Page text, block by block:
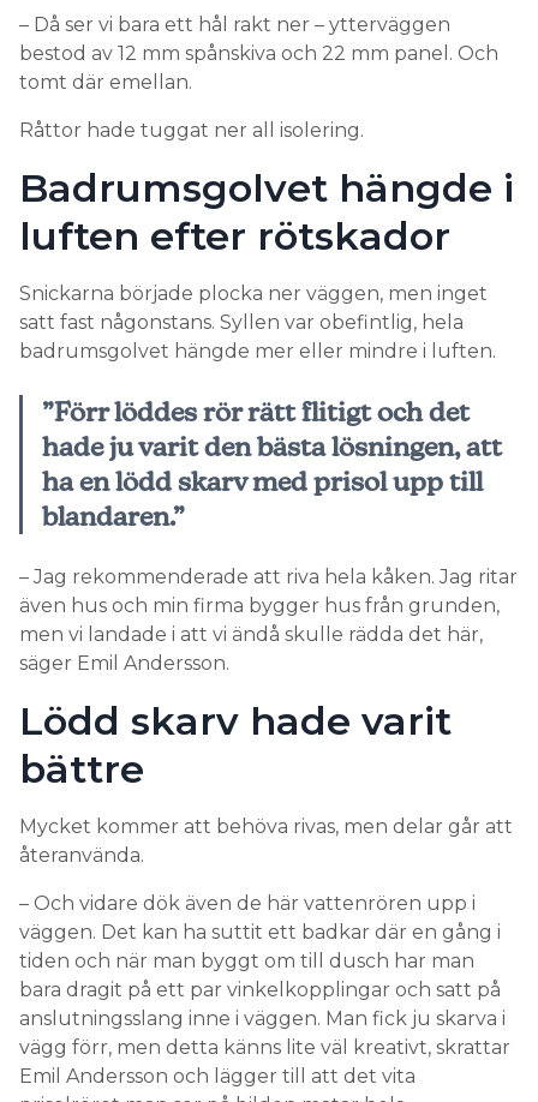
– Då ser vi bara ett hål rakt ner – ytterväggen
bestod av 12 mm spånskiva och 22 mm panel. Och
tomt där emellan.
Råttor hade tuggat ner all isolering.
Badrumsgolvet hängde i
luften efter rötskador
Snickarna började plocka ner väggen, men inget
satt fast någonstans. Syllen var obefintlig, hela
badrumsgolvet hängde mer eller mindre i luften.
”Förr löddes rör rätt flitigt och det
hade ju varit den bästa lösningen, att
ha en lödd skarv med prisol upp till
blandaren.”
– Jag rekommenderade att riva hela kåken. Jag ritar
även hus och min firma bygger hus från grunden,
men vi landade i att vi ändå skulle rädda det här,
säger Emil Andersson.
Lödd skarv hade varit
bättre
Mycket kommer att behöva rivas, men delar går att
återanvända.
– Och vidare dök även de här vattenrören upp i
väggen. Det kan ha suttit ett badkar där en gång i
tiden och när man byggt om till dusch har man
bara dragit på ett par vinkelkopplingar och satt på
anslutningsslang inne i väggen. Man fick ju skarva i
vägg förr, men detta känns lite väl kreativt, skrattar
Emil Andersson och lägger till att det vita